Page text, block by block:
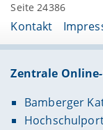
Seite 24386
Kontakt
Zentrale
Bamberger